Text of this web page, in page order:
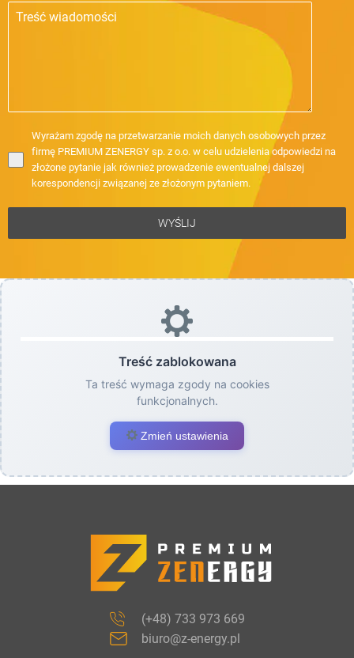
Wyrażam zgodę na przetwarzanie moich danych osobowych przez
firmę PREMIUM ZENERGY sp. z o.o. w celu udzielenia odpowiedzi na
złożone pytanie jak również prowadzenie ewentualnej dalszej
korespondencji związanej ze złożonym pytaniem.
WYŚLIJ
Treść zablokowana
Ta treść wymaga zgody na cookies
funkcjonalnych.
Zmień ustawienia
(+48) 733 973 669
biuro@z-energy.pl